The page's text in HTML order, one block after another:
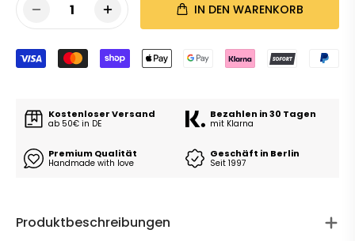
1 IN DEN WARENKORB
Kostenloser Versand
ab 50€ in DE
Bezahlen in 30 Tagen
mit Klarna
Premium Qualität
Handmade with love
Geschäft in Berlin
Seit 1997
Produktbeschreibungen